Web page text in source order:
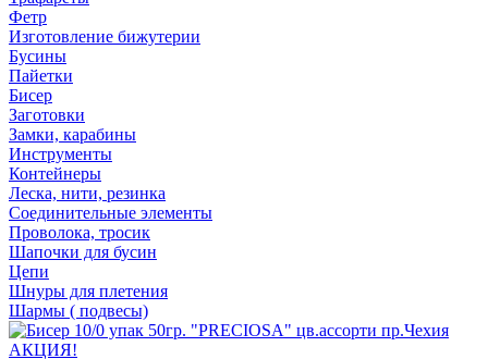
Фетр
Изготовление бижутерии
Бусины
Пайетки
Бисер
Заготовки
Замки, карабины
Инструменты
Контейнеры
Леска, нити, резинка
Соединительные элементы
Проволока, тросик
Шапочки для бусин
Цепи
Шнуры для плетения
Шармы ( подвесы)